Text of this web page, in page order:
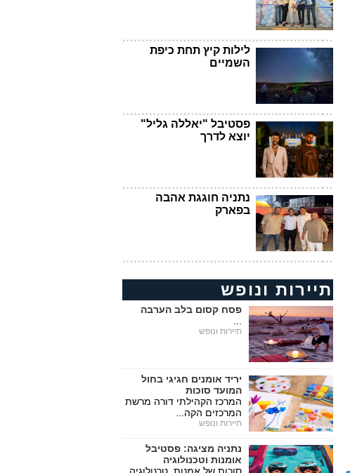
לילות קיץ תחת כיפת
השמיים
פסטיבל "יאללה גליל"
יוצא לדרך
נתניה חוגגת אהבה
בפארק
תיירות ונופש
פסח קסום בלב הערבה
תיירות ונופש
יריד אומנים חגיגי בחול
המועד סוכות
המרכז הקהילתי דורה מרשת
המרכזים הקה...
תיירות ונופש
נתניה מציגה: פסטיבל
אומנות וטכנולוגיה